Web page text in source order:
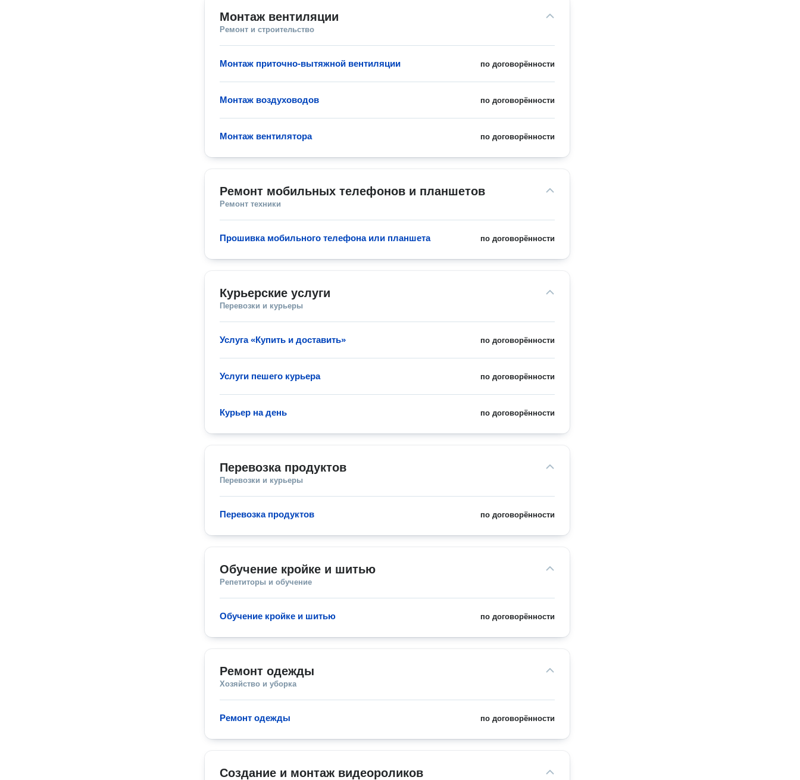
Монтаж вентиляции
Ремонт и строительство
по договорённости
Монтаж приточно-вытяжной вентиляции
по договорённости
Монтаж воздуховодов
по договорённости
Монтаж вентилятора
Ремонт мобильных телефонов и планшетов
Ремонт техники
по договорённости
Прошивка мобильного телефона или планшета
Курьерские услуги
Перевозки и курьеры
по договорённости
Услуга «Купить и доставить»
по договорённости
Услуги пешего курьера
по договорённости
Курьер на день
Перевозка продуктов
Перевозки и курьеры
по договорённости
Перевозка продуктов
Обучение кройке и шитью
Репетиторы и обучение
по договорённости
Обучение кройке и шитью
Ремонт одежды
Хозяйство и уборка
по договорённости
Ремонт одежды
Создание и монтаж видеороликов